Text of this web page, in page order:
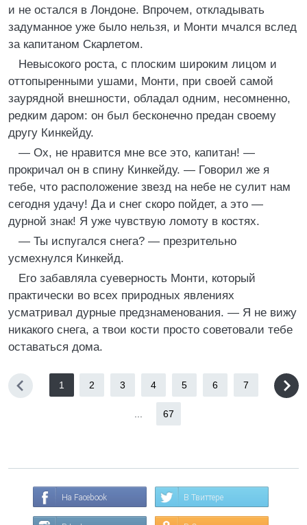
и не остался в Лондоне. Впрочем, откладывать
задуманное уже было нельзя, и Монти мчался вслед
за капитаном Скарлетом.
Невысокого роста, с плоским широким лицом и
оттопыренными ушами, Монти, при своей самой
заурядной внешности, обладал одним, несомненно,
редким даром: он был бесконечно предан своему
другу Кинкейду.
— Ох, не нравится мне все это, капитан! —
прокричал он в спину Кинкейду. — Говорил же я
тебе, что расположение звезд на небе не сулит нам
сегодня удачу! Да и снег скоро пойдет, а это —
дурной знак! Я уже чувствую ломоту в костях.
— Ты испугался снега? — презрительно
усмехнулся Кинкейд.
Его забавляла суеверность Монти, который
практически во всех природных явлениях
усматривал дурные предзнаменования. — Я не вижу
никакого снега, а твои кости просто советовали тебе
оставаться дома.
1 2 3 4 5 6 7
67
На Facebook В Твиттере